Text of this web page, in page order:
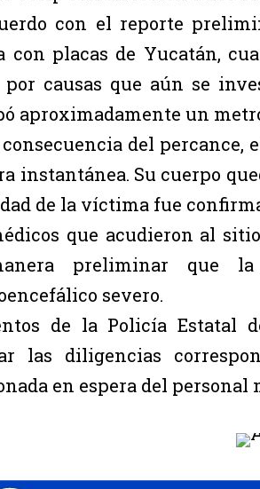
con el reporte
con placas de Yucatán,
por causas que aún se
aproximadamente un
consecuencia del
instantánea. Su cuerpo
de la víctima fue
que acudieron al
preliminar que
severo.
de la Policía Estatal
las diligencias
en espera del